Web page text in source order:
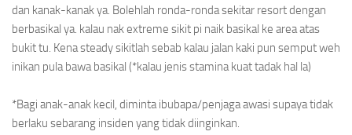
dan kanak-kanak ya. Bolehlah ronda-ronda sekitar resort dengan
berbasikal ya. kalau nak extreme sikit pi naik basikal ke area atas
bukit tu. Kena steady sikitlah sebab kalau jalan kaki pun semput weh
inikan pula bawa basikal (*kalau jenis stamina kuat tadak hal la)
*Bagi anak-anak kecil, diminta ibubapa/penjaga awasi supaya tidak
berlaku sebarang insiden yang tidak diinginkan.